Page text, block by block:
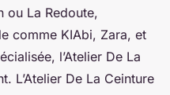
ou La Redoute,
comme KIAbi, Zara, et
l’Atelier De La
L’Atelier De La Ceinture